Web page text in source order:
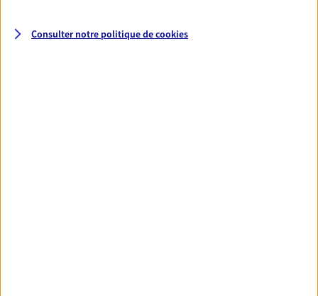
Consulter notre politique decookies